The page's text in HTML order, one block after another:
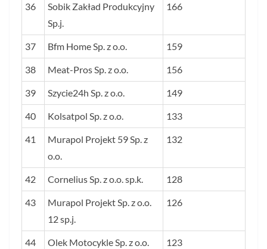
36
Sobik Zakład Produkcyjny
Sp.j.
166
37 Bfm Home Sp. z o.o. 159
38 Meat-Pros Sp. z o.o. 156
39 Szycie24h Sp. z o.o. 149
40 Kolsatpol Sp. z o.o. 133
41
Murapol Projekt 59 Sp. z
o.o.
132
42 Cornelius Sp. z o.o. sp.k. 128
43
Murapol Projekt Sp. z o.o.
12 sp.j.
126
44
Olek Motocykle Sp. z o.o.
123